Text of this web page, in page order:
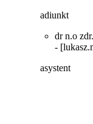
adiunkt
dr n.o
-
asystent